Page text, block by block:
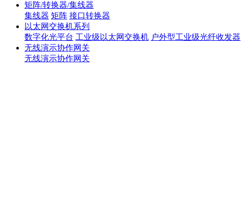
矩阵/转换器/集线器
集线器 矩阵 接口转换器
以太网交换机系列
数字化光平台 工业级以太网交换机 户外型工业级光纤收发器
无线演示协作网关
无线演示协作网关